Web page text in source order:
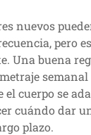
nuevos
pero
Una buena
semanal
cuerpo se
cuándo dar
plazo.